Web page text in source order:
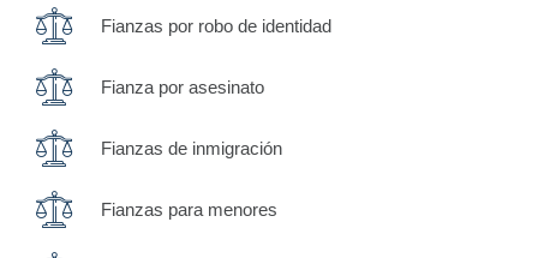
Fianzas por robo de identidad
Fianza por asesinato
Fianzas de inmigración
Fianzas para menores